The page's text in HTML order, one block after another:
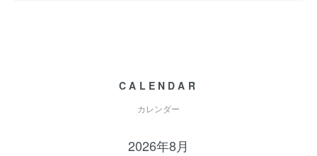
CALENDAR
カレンダー
2026年8月